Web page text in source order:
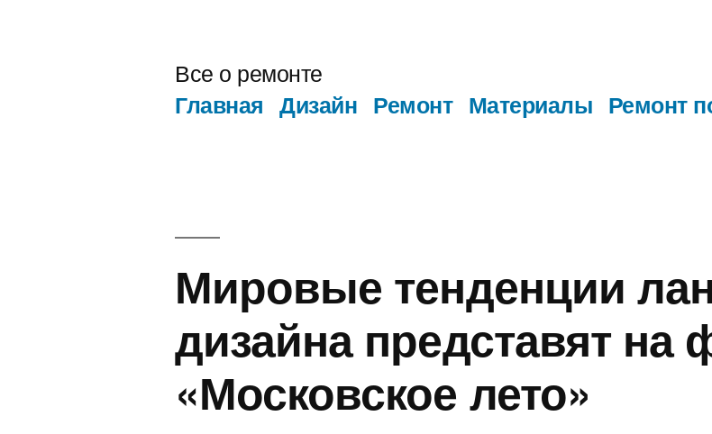
Все о ремонте
Главная Дизайн Ремонт Материалы Ремонт
Мировые тенденции
дизайна представят на
«Московское лето»